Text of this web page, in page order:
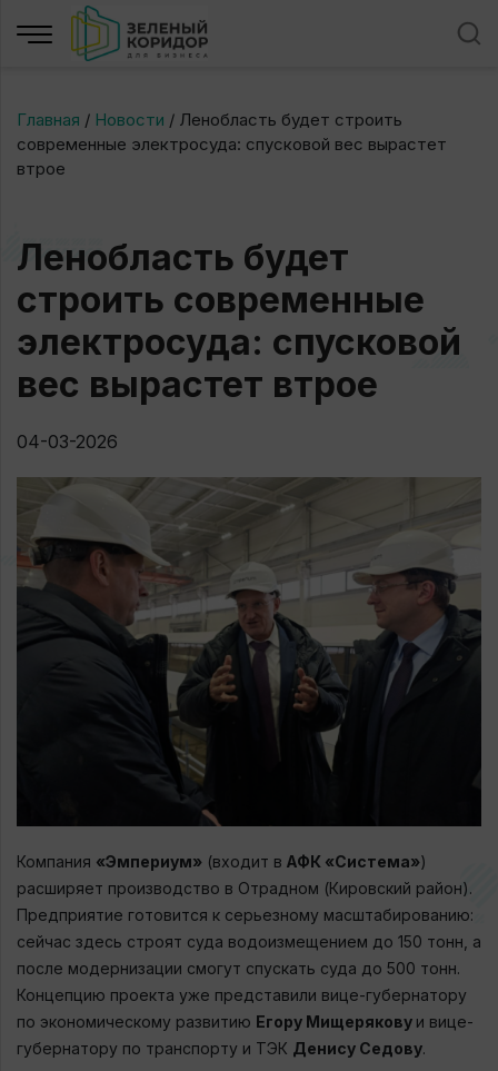
Главная / Новости / Ленобласть будет строить
современные электросуда: спусковой вес вырастет
втрое
Ленобласть будет
строить современные
электросуда: спусковой
вес вырастет втрое
04-03-2026
Компания «Эмпериум» (входит в АФК «Система»)
расширяет производство в Отрадном (Кировский район).
Предприятие готовится к серьезному масштабированию:
сейчас здесь строят суда водоизмещением до 150 тонн, а
после модернизации смогут спускать суда до 500 тонн.
Концепцию проекта уже представили вице-губернатору
по экономическому развитию Егору Мищерякову и вице-
губернатору по транспорту и ТЭК Денису Седову.